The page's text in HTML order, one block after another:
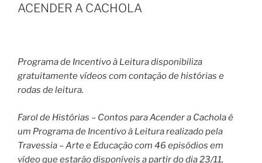
ACENDER A CACHOLA
Programa de Incentivo à Leitura disponibiliza
gratuitamente vídeos com contação de histórias e
rodas de leitura.
Farol de Histórias – Contos para Acender a Cachola é
um Programa de Incentivo à Leitura realizado pela
Travessia – Arte e Educação com 46 episódios em
vídeo que estarão disponíveis a partir do dia 23/11,